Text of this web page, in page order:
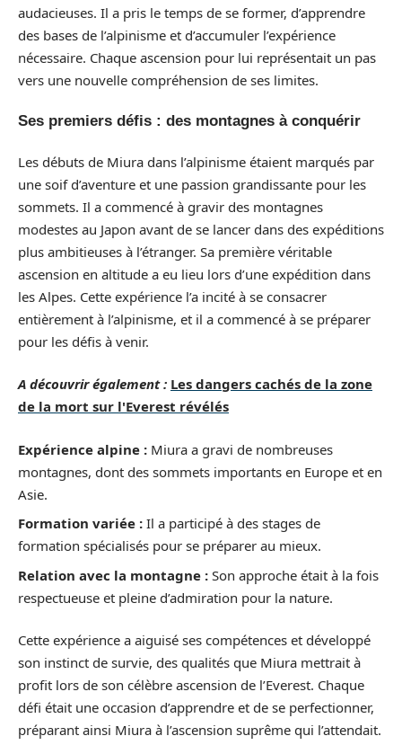
audacieuses. Il a pris le temps de se former, d’apprendre
des bases de l’alpinisme et d’accumuler l’expérience
nécessaire. Chaque ascension pour lui représentait un pas
vers une nouvelle compréhension de ses limites.
Ses premiers défis : des montagnes à conquérir
Les débuts de Miura dans l’alpinisme étaient marqués par
une soif d’aventure et une passion grandissante pour les
sommets. Il a commencé à gravir des montagnes
modestes au Japon avant de se lancer dans des expéditions
plus ambitieuses à l’étranger. Sa première véritable
ascension en altitude a eu lieu lors d’une expédition dans
les Alpes. Cette expérience l’a incité à se consacrer
entièrement à l’alpinisme, et il a commencé à se préparer
pour les défis à venir.
A découvrir également : Les dangers cachés de la zone
de la mort sur l'Everest révélés
Expérience alpine : Miura a gravi de nombreuses
montagnes, dont des sommets importants en Europe et en
Asie.
Formation variée : Il a participé à des stages de
formation spécialisés pour se préparer au mieux.
Relation avec la montagne : Son approche était à la fois
respectueuse et pleine d’admiration pour la nature.
Cette expérience a aiguisé ses compétences et développé
son instinct de survie, des qualités que Miura mettrait à
profit lors de son célèbre ascension de l’Everest. Chaque
défi était une occasion d’apprendre et de se perfectionner,
préparant ainsi Miura à l’ascension suprême qui l’attendait.